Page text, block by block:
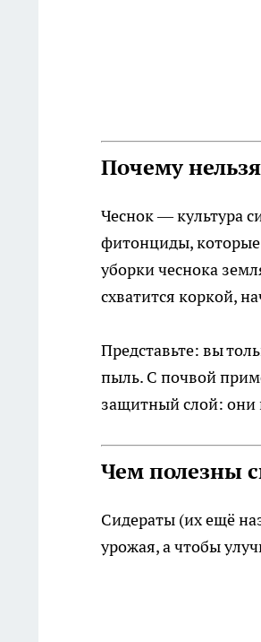
Почему
Чеснок — культура
фитонциды, которые
уборки чеснока
схватится коркой,
Представьте: вы
пыль. С почвой
защитный слой: они
Чем полезны
Сидераты (их ещё
урожая, а чтобы